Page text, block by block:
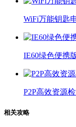
WiFi万能钥匙
IE60绿色便携
P2P高效资源
相关攻略